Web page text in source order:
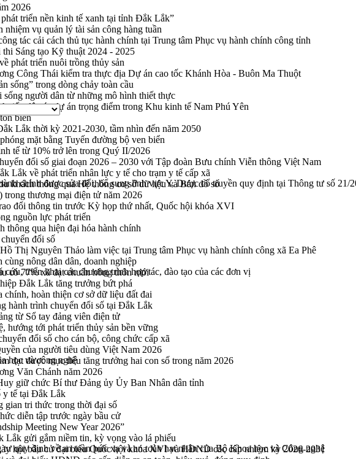
2026
triển nền kinh tế xanh tại tỉnh Đắk Lắk”
vụ quản lý tài sản công hàng tuần
tác cải cách thủ tục hành chính tại Trung tâm Phục vụ hành chính công tỉnh
Sáng tạo Kỹ thuật 2024 - 2025
phát triển nuôi trồng thủy sản
Công Thái kiểm tra thực địa Dự án cao tốc Khánh Hòa - Buôn Ma Thuột
sống” trong dòng chảy toàn cầu
người dân từ những mô hình thiết thực
tiến độ các dự án trọng điểm trong Khu kinh tế Nam Phú Yên
biển
Lắk thời kỳ 2021-2030, tầm nhìn đến năm 2050
mặt bằng Tuyến đường bộ ven biển
tế từ 10% trở lên trong Quý II/2026
đổi số giai đoạn 2026 – 2030 với Tập đoàn Bưu chính Viễn thông Việt Nam
Lắk về phát triển nhân lực y tế cho trạm y tế cấp xã
khách thông qua Hệ thống cơ sở dữ liệu và Bản đồ số
thương mại điện tử năm 2026
đổi thông tin trước Kỳ họp thứ nhất, Quốc hội khóa XVI
nguồn lực phát triển
qua hiện đại hóa hành chính
đổi số
Thị Nguyên Thảo làm việc tại Trung tâm Phục vụ hành chính công xã Ea Phê
nông dân dân, doanh nghiệp
có 77% xã đạt chuẩn nông thôn mới
Đắk Lắk tăng trưởng bứt phá
hoàn thiện cơ sở dữ liệu đất đai
hành trình chuyển đổi số tại Đắk Lắk
từ Sổ tay đảng viên điện tử
hướng tới phát triển thủy sản bền vững
đổi số cho cán bộ, công chức cấp xã
của người tiêu dùng Việt Nam 2026
đạt được mục tiêu tăng trưởng hai con số trong năm 2026
Văn Chánh năm 2026
giữ chức Bí thư Đảng ủy Ủy Ban Nhân dân tỉnh
y tế tại Đắk Lắk
gian tri thức trong thời đại số
diễn tập trước ngày bầu cử
Meeting New Year 2026”
gửi gắm niềm tin, kỳ vọng vào lá phiếu
hội bầu cử đại biểu Quốc hội khóa XVI và HĐND các cấp nhiệm kỳ 2026-2031
chính được sửa đổi, bổ sung lĩnh vực Y, Dược cổ truyền quy định tại Thông tư số
triển khai các chương trình hợp tác, đào tạo của các đơn vị
học và công nghệ
quy định về an toàn bức xạ và an toàn hạt nhân của Bộ Khoa học và Công nghệ